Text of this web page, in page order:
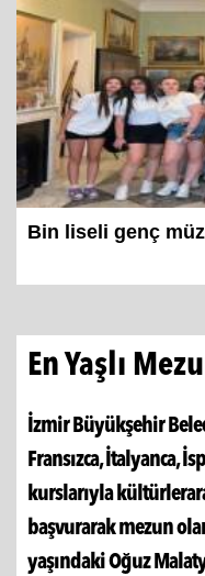
Bin liseli genç
En Yaşlı
İzmir Büyükşehir
Fransızca, İtalyanca,
kurslarıyla
başvurarak mezun
yaşındaki Oğuz